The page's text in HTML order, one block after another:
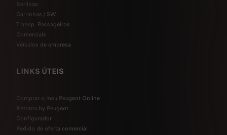
Berlinas
Carrinhas / SW
Transp. Passageiros
Comerciais
Veículos de empresa
LINKS ÚTEIS
Comprar o meu Peugeot Online
Retoma by Peugeot
Configurador
Pedido de oferta comercial